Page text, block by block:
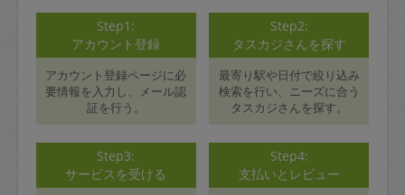
Step1:
アカウント登録
アカウント登録ページに必
要情報を入力し、メール認
証を行う。
Step2:
タスカジさんを探す
最寄り駅や日付で絞り込み
検索を行い、ニーズに合う
タスカジさんを探す。
Step3:
サービスを受ける
Step4:
支払いとレビュー